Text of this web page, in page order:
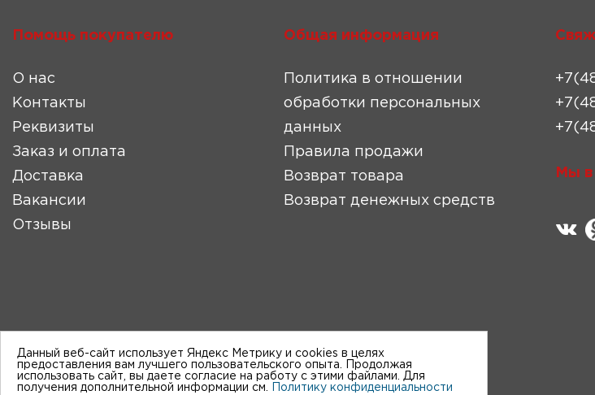
Помощь покупателю
О нас
Контакты
Реквизиты
Заказ и оплата
Доставка
Вакансии
Отзывы
Общая информация
Политика в отношении
обработки персональных
данных
Правила продажи
Возврат товара
Возврат денежных средств
Мы в
Данный веб-сайт использует Яндекс Метрику и cookies в целях
предоставления вам лучшего пользовательского опыта. Продолжая
использовать сайт, вы даете согласие на работу с этими файлами. Для
получения дополнительной информации см.
Политику конфиденциальности